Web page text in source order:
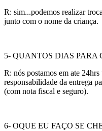
R: sim...podemos realizar
junto com o nome da criança.
5- QUANTOS DIAS
R: nós postamos em ate
responsabilidade da entrega
(com nota fiscal e seguro).
6- OQUE EU FAÇO SE